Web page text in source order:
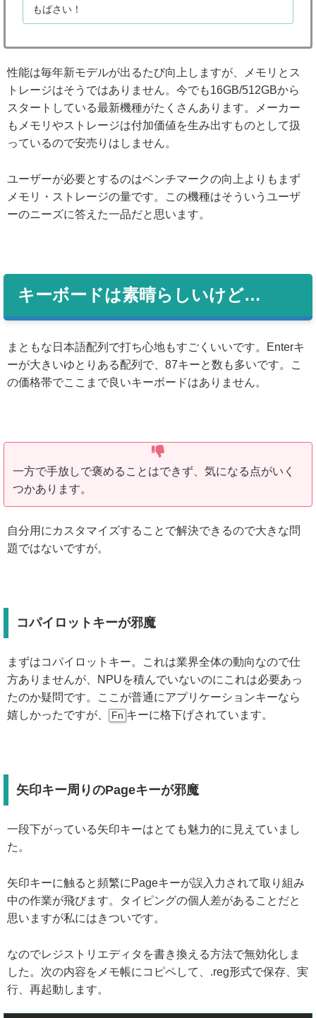
もばさい！
性能は毎年新モデルが出るたび向上しますが、メモリとス
トレージはそうではありません。今でも16GB/512GBから
スタートしている最新機種がたくさんあります。メーカー
もメモリやストレージは付加価値を生み出すものとして扱
っているので安売りはしません。
ユーザーが必要とするのはベンチマークの向上よりもまず
メモリ・ストレージの量です。この機種はそういうユーザ
ーのニーズに答えた一品だと思います。
キーボードは素晴らしいけど…
まともな日本語配列で打ち心地もすごくいいです。Enterキ
ーが大きいゆとりある配列で、87キーと数も多いです。こ
の価格帯でここまで良いキーボードはありません。
一方で手放しで褒めることはできず、気になる点がいく
つかあります。
自分用にカスタマイズすることで解決できるので大きな問
題ではないですが。
コパイロットキーが邪魔
まずはコパイロットキー。これは業界全体の動向なので仕
方ありませんが、NPUを積んでいないのにこれは必要あっ
たのか疑問です。ここが普通にアプリケーションキーなら
嬉しかったですが、
Fn キーに格下げされています。
矢印キー周りのPageキーが邪魔
一段下がっている矢印キーはとても魅力的に見えていまし
た。
矢印キーに触ると頻繁にPageキーが誤入力されて取り組み
中の作業が飛びます。タイピングの個人差があることだと
思いますが私にはきついです。
なのでレジストリエディタを書き換える方法で無効化しま
した。次の内容をメモ帳にコピペして、.reg形式で保存、実
行、再起動します。